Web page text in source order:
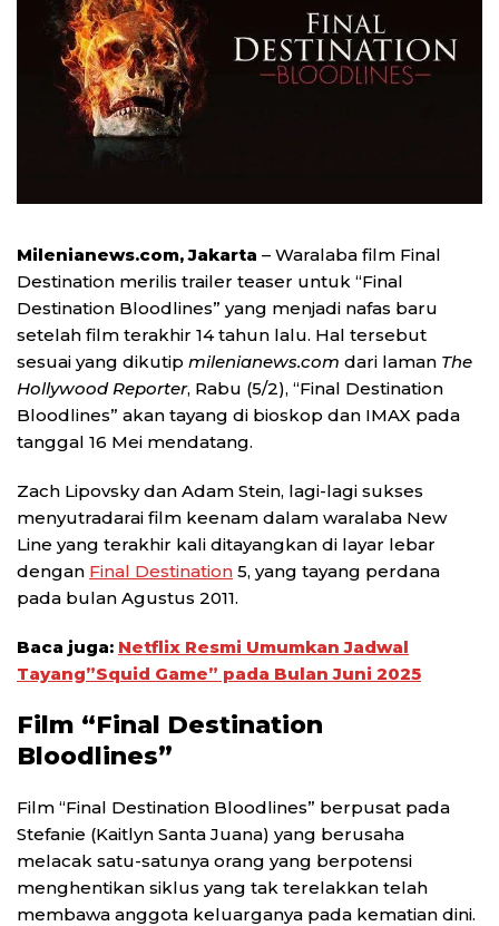
Milenianews.com, Jakarta – Waralaba film Final
Destination merilis trailer teaser untuk “Final
Destination Bloodlines” yang menjadi nafas baru
setelah film terakhir 14 tahun lalu. Hal tersebut
sesuai yang dikutip milenianews.com dari laman The
Hollywood Reporter, Rabu (5/2), “Final Destination
Bloodlines” akan tayang di bioskop dan IMAX pada
tanggal 16 Mei mendatang.
Zach Lipovsky dan Adam Stein, lagi-lagi sukses
menyutradarai film keenam dalam waralaba New
Line yang terakhir kali ditayangkan di layar lebar
dengan Final Destination 5, yang tayang perdana
pada bulan Agustus 2011.
Baca juga: Netflix Resmi Umumkan Jadwal
Tayang”Squid Game” pada Bulan Juni 2025
Film “Final Destination
Bloodlines”
Film “Final Destination Bloodlines” berpusat pada
Stefanie (Kaitlyn Santa Juana) yang berusaha
melacak satu-satunya orang yang berpotensi
menghentikan siklus yang tak terelakkan telah
membawa anggota keluarganya pada kematian dini.